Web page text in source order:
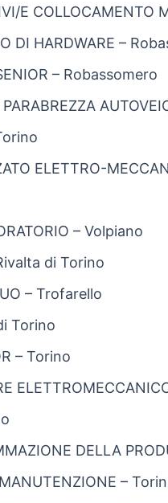
E COLLOCAMENTO
DI HARDWARE –
– Robassomero
ELETTRO-
– Volpiano
di Torino
– Trofarello
Torino
– Torino
DELLA
–